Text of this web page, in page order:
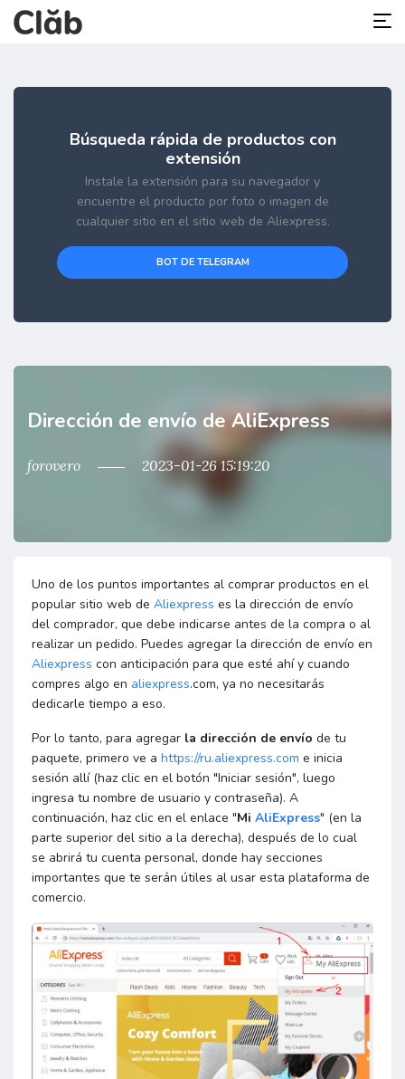
Búsqueda rápida de productos con
extensión
Instale la extensión para su navegador y
encuentre el producto por foto o imagen de
cualquier sitio en el sitio web de Aliexpress.
BOT DE TELEGRAM
Dirección de envío de AliExpress
forovero 2023-01-26 15:19:20
Uno de los puntos importantes al comprar productos en el
popular sitio web de Aliexpress es la dirección de envío
del comprador, que debe indicarse antes de la compra o al
realizar un pedido. Puedes agregar la dirección de envío en
Aliexpress con anticipación para que esté ahí y cuando
compres algo en aliexpress.com, ya no necesitarás
dedicarle tiempo a eso.
Por lo tanto, para agregar la dirección de envío de tu
paquete, primero ve a https://ru.aliexpress.com e inicia
sesión allí (haz clic en el botón "Iniciar sesión", luego
ingresa tu nombre de usuario y contraseña). A
continuación, haz clic en el enlace "Mi AliExpress" (en la
parte superior del sitio a la derecha), después de lo cual
se abrirá tu cuenta personal, donde hay secciones
importantes que te serán útiles al usar esta plataforma de
comercio.